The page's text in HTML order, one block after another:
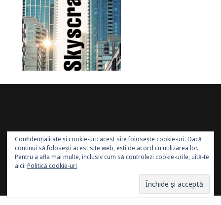
Site administrat de:
Confidențialitate și cookie-uri: acest site folosește cookie-uri. Dacă
continui să folosești acest site web, ești de acord cu utilizarea lor.
Pentru a afla mai multe, inclusiv cum să controlezi cookie-urile, uită-te
aici: Politică cookie-uri